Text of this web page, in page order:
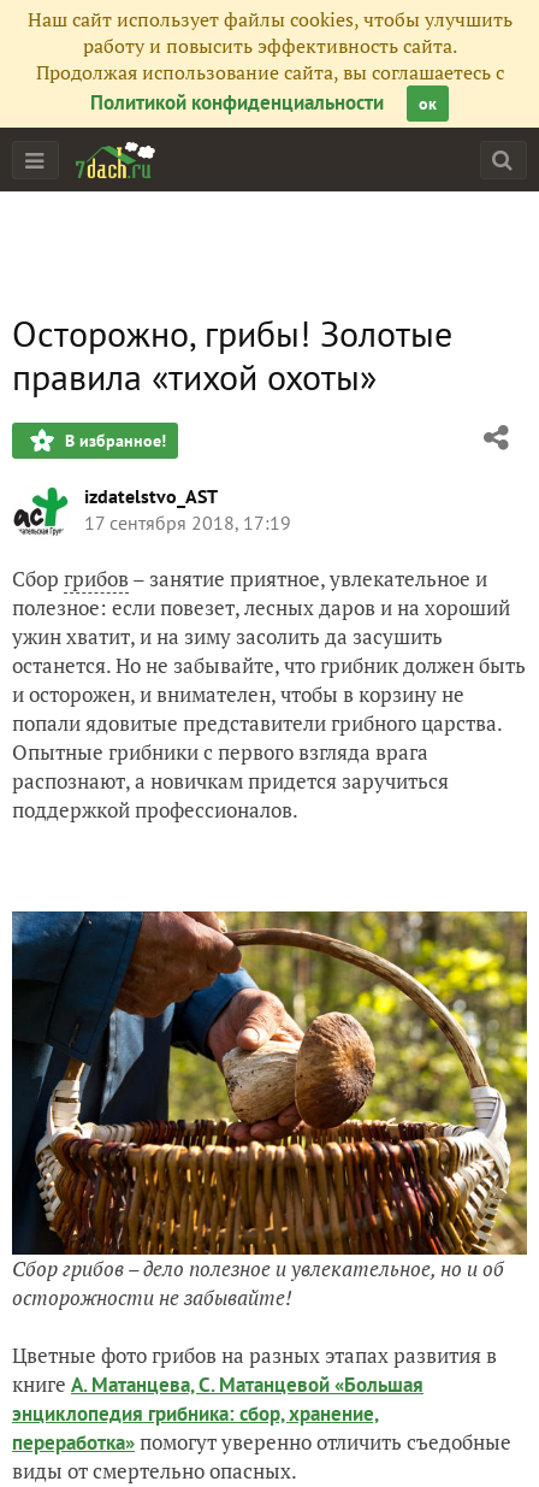
Наш сайт использует файлы cookies, чтобы улучшить
работу и повысить эффективность сайта.
Продолжая использование сайта, вы соглашаетесь с
Политикой конфиденциальности
ок
Осторожно, грибы! Золотые
правила «тихой охоты»
В избранное!
izdatelstvo_AST
17 сентября 2018, 17:19
Сбор грибов– занятие приятное, увлекательное и
полезное: если повезет, лесных даров и на хороший
ужин хватит, и на зиму засолить да засушить
останется. Но не забывайте, что грибник должен быть
и осторожен, и внимателен, чтобы в корзину не
попали ядовитые представители грибного царства.
Опытные грибники с первого взгляда врага
распознают, а новичкам придется заручиться
поддержкой профессионалов.
Сбор грибов – дело полезное и увлекательное, но и об
осторожности не забывайте!
Цветные фото грибов на разных этапах развития в
книге А. Матанцева, С. Матанцевой «Большая
энциклопедия грибника: сбор, хранение,
переработка»помогут уверенно отличить съедобные
виды от смертельно опасных.